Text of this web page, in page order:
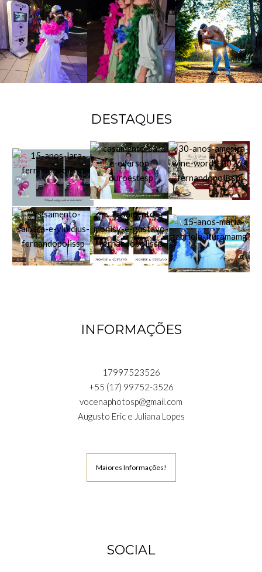
DESTAQUES
INFORMAÇÕES
17997523526
+55 (17) 99752-3526
vocenaphotosp@gmail.com
Augusto Eric e Juliana Lopes
Maiores Informações!
SOCIAL